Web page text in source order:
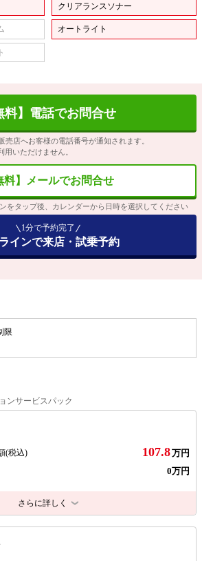
クリアランスソナー
オートライト
料】電話でお問合せ
売店へお客様の電話番号が通知されます。
いただけません。
料】メールでお問合せ
をタップ後、カレンダーから日時を選択してください
1分で予約完了
インで来店・試乗予約
限
ンサービスパック
(税込) 107.8万円
0万円
さらに詳しく